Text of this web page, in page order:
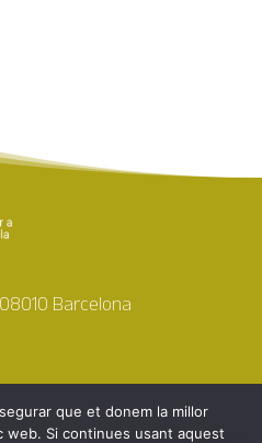
Barcelona
que et donem la millor
Si continues usant aquest